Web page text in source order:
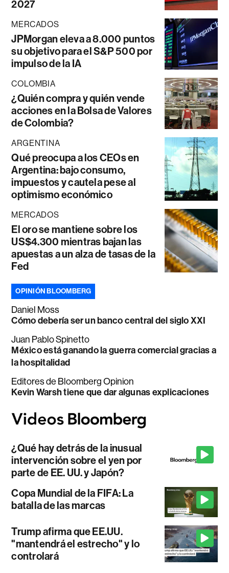
2027
MERCADOS
JPMorgan eleva a 8.000 puntos
su objetivo para el S&P 500 por
impulso de la IA
COLOMBIA
¿Quién compra y quién vende
acciones en la Bolsa de Valores
de Colombia?
ARGENTINA
Qué preocupa a los CEOs en
Argentina: bajo consumo,
impuestos y cautela pese al
optimismo económico
MERCADOS
El oro se mantiene sobre los
US$4.300 mientras bajan las
apuestas a un alza de tasas de la
Fed
OPINIÓN BLOOMBERG
Daniel Moss
Cómo debería ser un banco central del siglo XXI
Juan Pablo Spinetto
México está ganando la guerra comercial gracias a
la hospitalidad
Editores de Bloomberg Opinion
Kevin Warsh tiene que dar algunas explicaciones
¿Qué hay detrás de la inusual
intervención sobre el yen por
parte de EE. UU. y Japón?
Copa Mundial de la FIFA: La
batalla de las marcas
Trump afirma que EE.UU.
"mantendrá el estrecho" y lo
controlará